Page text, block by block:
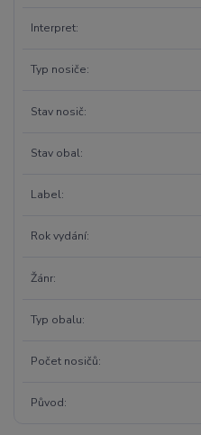
Interpret
Typ nosiče
Stav nosič
Stav obal
Label
Rok vydání
Žánr
Typ obalu
Počet nosičů
Původ